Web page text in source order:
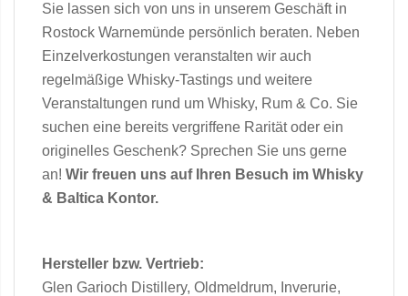
Sie lassen sich von uns in unserem Geschäft in
Rostock Warnemünde persönlich beraten. Neben
Einzelverkostungen veranstalten wir auch
regelmäßige Whisky-Tastings und weitere
Veranstaltungen rund um Whisky, Rum & Co. Sie
suchen eine bereits vergriffene Rarität oder ein
originelles Geschenk? Sprechen Sie uns gerne
an! Wir freuen uns auf Ihren Besuch im Whisky
& Baltica Kontor.
Hersteller bzw. Vertrieb:
Glen Garioch Distillery, Oldmeldrum, Inverurie,